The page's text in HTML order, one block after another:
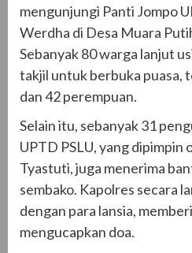
mengunjungi Panti Jompo
Werdha di Desa Muara
Sebanyak 80 warga lanjut
takjil untuk berbuka puasa,
dan 42 perempuan.
Selain itu, sebanyak 31
UPTD PSLU, yang dipimpin
Tyastuti, juga menerima
sembako. Kapolres secara
dengan para lansia,
mengucapkan doa.